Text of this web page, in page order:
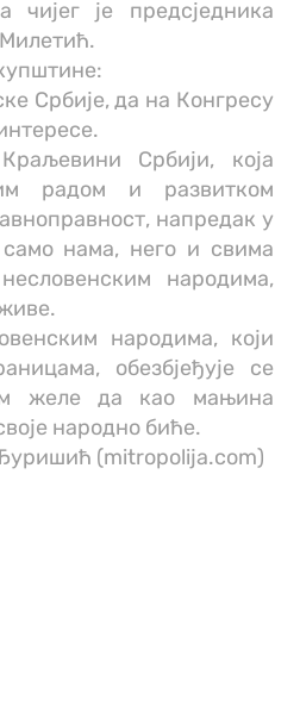
чијег је предсједника
Србије, да на Конгресу
Србији, која
радом и развитком
напредак у
нама, него и свима
народима,
народима, који
обезбјеђује се
желе да као мањина
народно биће.
(mitropolija.com)